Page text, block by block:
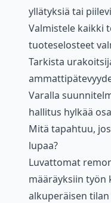
yllätyksiä tai
Valmistele kaikki
tuoteselosteet
Tarkista
Varalla
hallitus hylkää
Mitä tapahtuu,
lupaa?
Luvattomat
määräyksiin työn
alkuperäisen